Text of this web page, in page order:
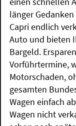
länger
Capri endlich
Auto und bieten
Bargeld.
Vorführtermine,
Motorschaden,
gesamten
Wagen einfach
Wagen nicht